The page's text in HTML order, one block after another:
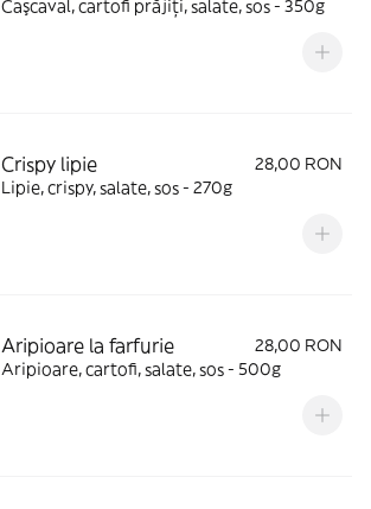
Caşcaval, cartofi prăjiți, salate, sos - 350g
Crispy lipie
28,00 RON
Lipie, crispy, salate, sos - 270g
Aripioare la farfurie
28,00 RON
Aripioare, cartofi, salate, sos - 500g